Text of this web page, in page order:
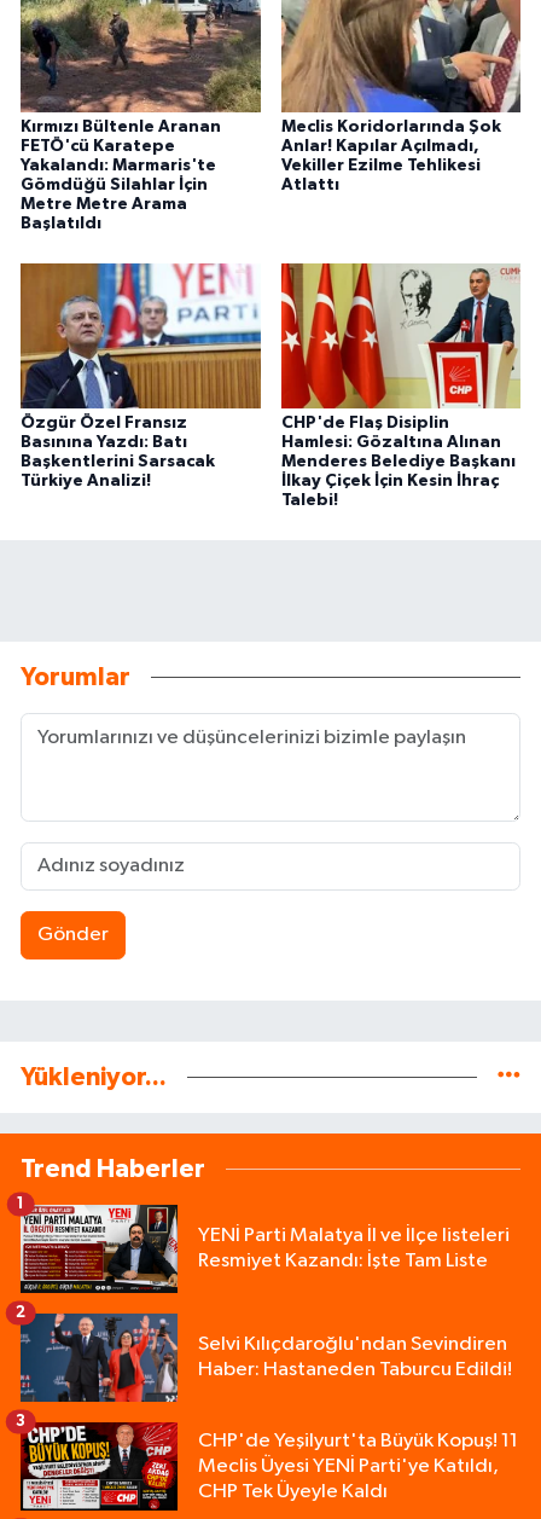
Kırmızı Bültenle Aranan
FETÖ'cü Karatepe
Yakalandı: Marmaris'te
Gömdüğü Silahlar İçin
Metre Metre Arama
Başlatıldı
Meclis Koridorlarında Şok
Anlar! Kapılar Açılmadı,
Vekiller Ezilme Tehlikesi
Atlattı
Özgür Özel Fransız
Basınına Yazdı: Batı
Başkentlerini Sarsacak
Türkiye Analizi!
CHP'de Flaş Disiplin
Hamlesi: Gözaltına Alınan
Menderes Belediye Başkanı
İlkay Çiçek İçin Kesin İhraç
Talebi!
Yorumlar
Gönder
Yükleniyor...
Trend Haberler
YENİ Parti Malatya İl ve İlçe listeleri
Resmiyet Kazandı: İşte Tam Liste
1
Selvi Kılıçdaroğlu'ndan Sevindiren
Haber: Hastaneden Taburcu Edildi!
2
CHP'de Yeşilyurt'ta Büyük Kopuş! 11
Meclis Üyesi YENİ Parti'ye Katıldı,
CHP Tek Üyeyle Kaldı
3